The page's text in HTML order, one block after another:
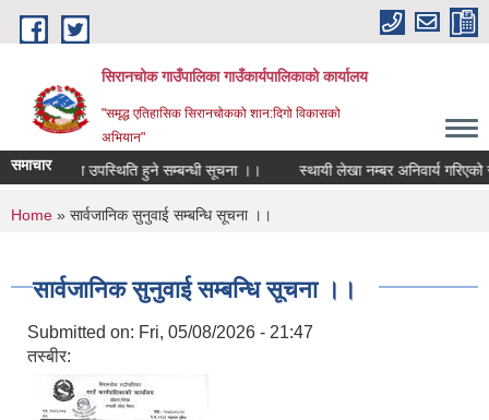
Skip to main content
सिरानचोक गाउँपालिका गाउँकार्यपालिकाको कार्यालय
"समृद्ध एतिहासिक सिरानचोकको शान:दिगो विकासको
अभियान"
समाचार
कार्यक्रममा उपस्थिति हुने सम्बन्धी सूचना ।। स्थायी लेखा नम्बर अनिवार्य गरिएको
You are here
Home » सार्वजानिक सुनुवाई सम्बन्धि सूचना ।।
सार्वजानिक सुनुवाई सम्बन्धि सूचना ।।
Submitted on: Fri, 05/08/2026 - 21:47
तस्बीर: